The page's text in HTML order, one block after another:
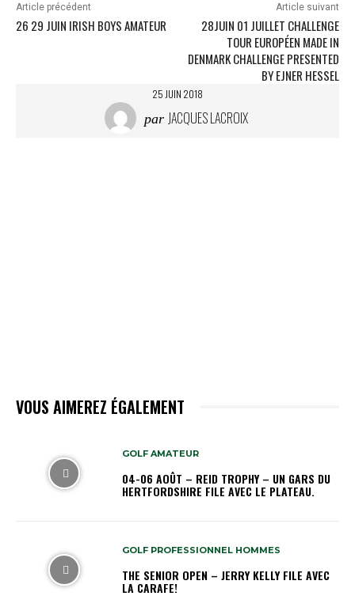
Article précédent
26 29 JUIN IRISH BOYS AMATEUR
Article suivant
28JUIN 01 JUILLET CHALLENGE
TOUR EUROPÉEN MADE IN
DENMARK CHALLENGE PRESENTED
BY EJNER HESSEL
25 JUIN 2018
par JACQUES LACROIX
VOUS AIMEREZ ÉGALEMENT
GOLF AMATEUR
04-06 AOÛT – REID TROPHY – UN GARS DU
HERTFORDSHIRE FILE AVEC LE PLATEAU.
GOLF PROFESSIONNEL HOMMES
THE SENIOR OPEN – JERRY KELLY FILE AVEC
LA CARAFE!